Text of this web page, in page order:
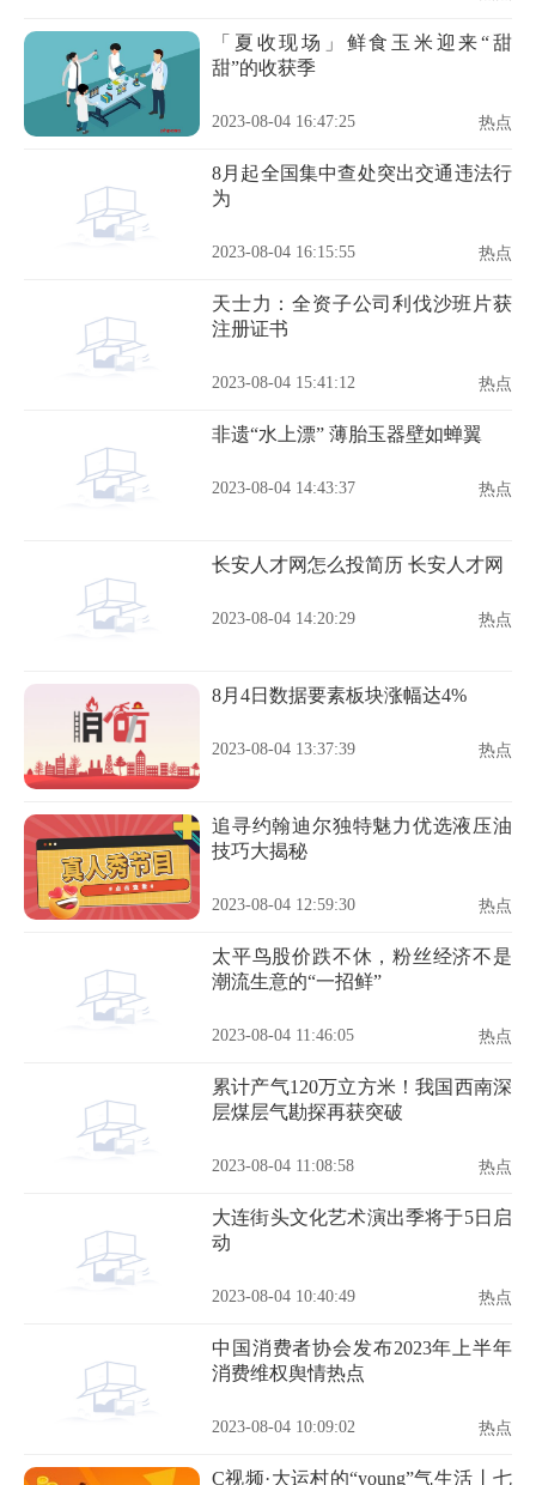
「夏收现场」鲜食玉米迎来“甜
甜”的收获季
2023-08-04 16:47:25 热点
8月起全国集中查处突出交通违法行
为
2023-08-04 16:15:55 热点
天士力：全资子公司利伐沙班片获
注册证书
2023-08-04 15:41:12 热点
非遗“水上漂” 薄胎玉器壁如蝉翼
2023-08-04 14:43:37 热点
长安人才网怎么投简历 长安人才网
2023-08-04 14:20:29 热点
8月4日数据要素板块涨幅达4%
2023-08-04 13:37:39 热点
追寻约翰迪尔独特魅力优选液压油
技巧大揭秘
2023-08-04 12:59:30 热点
太平鸟股价跌不休，粉丝经济不是
潮流生意的“一招鲜”
2023-08-04 11:46:05 热点
累计产气120万立方米！我国西南深
层煤层气勘探再获突破
2023-08-04 11:08:58 热点
大连街头文化艺术演出季将于5日启
动
2023-08-04 10:40:49 热点
中国消费者协会发布2023年上半年
消费维权舆情热点
2023-08-04 10:09:02 热点
C视频·大运村的“young”气生活丨七